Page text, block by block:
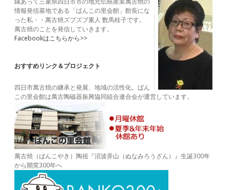
情報発信基地である「ばんこの里会館」館長にな
った私・・萬古焼ズブズブ素人 数馬桂子です。
萬古焼のことを発信していきます。
Facebookはこちらから>>
おすすめリンク＆プロジェクト
四日市萬古焼の継承と発展、地域の活性化。ばん
この里会館は萬古陶磁器振興協同組合連合会が運営しています。
萬古焼（ばんこやき）陶祖『沼波弄山（ぬなみろうざん）』生誕300年
から開窯300年へ